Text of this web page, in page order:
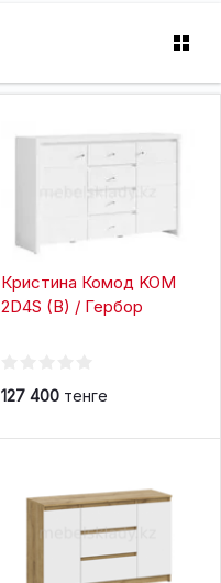
Кристина Комод KOM
2D4S (B) / Гербор
127 400 тенге